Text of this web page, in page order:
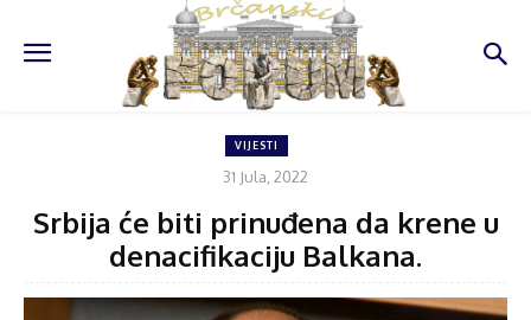
VIJESTI
31 Jula, 2022
Srbija će biti prinuđena da krene u
denacifikaciju Balkana.